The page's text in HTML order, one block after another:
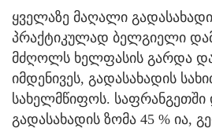
ყველაზე მაღალი
პრაქტიკულად ბელგიელი
მძღოლს ხელფასის გარდა
იმდენივეს, გადასახადის
სახელმწიფოს. საფრანგეთში
გადასახადის ზომა 45 % ია,